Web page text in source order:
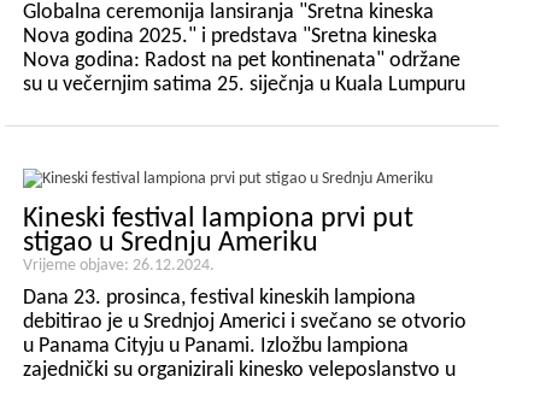
Globalna ceremonija lansiranja "Sretna kineska
Nova godina 2025." i predstava "Sretna kineska
Nova godina: Radost na pet kontinenata" održane
su u večernjim satima 25. siječnja u Kuala Lumpuru
https://www.haitianlanterns.com/uploads/Happy-
6....
Kineski festival lampiona prvi put
stigao u Srednju Ameriku
Vrijeme objave: 26.12.2024.
Dana 23. prosinca, festival kineskih lampiona
debitirao je u Srednjoj Americi i svečano se otvorio
u Panama Cityju u Panami. Izložbu lampiona
zajednički su organizirali kinesko veleposlanstvo u